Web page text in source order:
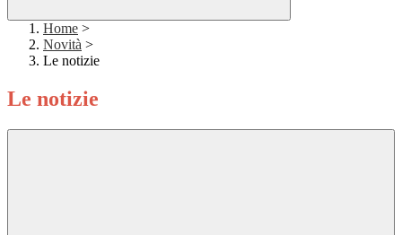
Home >
Novità >
Le notizie
Le notizie